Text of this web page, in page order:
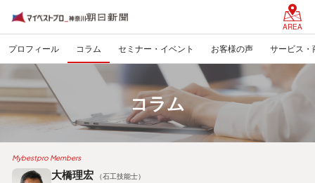
AREA
プロフィール コラム セミナー・イベント お客様の声 サービス・
コラム
Mybestpro Members
大橋理宏
（石工技能士）